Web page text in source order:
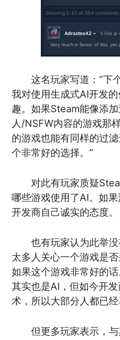
这名玩家写道：“下
我对使用生成式AI开发
趣。如果Steam能像添
人/NSFW内容的游戏那
的游戏也能有同样的过
个非常好的选择。”
对此有玩家质疑
哪些游戏使用了AI。如
开发商自己诚实的态度。
也有玩家认为此举
太多人关心一个游戏是
如果这个游戏非常好的
其实也是AI，但如今开
术，所以大部分人都已经
但更多玩家表示，